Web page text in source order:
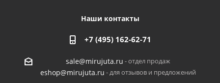
Наши контакты
+7 (495) 162-62-71
sale@mirujuta.ru - отдел продаж
eshop@mirujuta.ru - для отзывов и предложений